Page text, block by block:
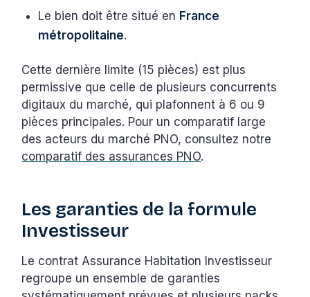
Le bien doit être situé en France
métropolitaine.
Cette dernière limite (15 pièces) est plus
permissive que celle de plusieurs concurrents
digitaux du marché, qui plafonnent à 6 ou 9
pièces principales. Pour un comparatif large
des acteurs du marché PNO, consultez notre
comparatif des assurances PNO.
Les garanties de la formule
Investisseur
Le contrat Assurance Habitation Investisseur
regroupe un ensemble de garanties